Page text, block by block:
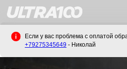
Если у вас проблема с оплатой
+79275345649 - Николай